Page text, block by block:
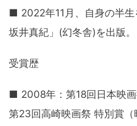
■ 2022年11月、自身の半
坂井真紀」(幻冬舎)を出版。
受賞歴
■ 2008年：第18回日本映画
第23回高崎映画祭 特別賞